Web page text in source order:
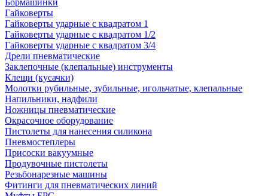
Бормашинки
Гайковерты
Гайковерты ударные с квадратом 1
Гайковерты ударные с квадратом 1/2
Гайковерты ударные с квадратом 3/4
Дрели пневматические
Заклепочные (клепальные) инструменты
Клещи (кусачки)
Молотки рубильные, зубильные, игольчатые, клепальные
Напильники, надфили
Ножницы пневматические
Окрасочное оборудование
Пистолеты для нанесения силикона
Пневмостеплеры
Присоски вакуумные
Продувочные пистолеты
Резьбонарезные машины
Фитинги для пневматических линий